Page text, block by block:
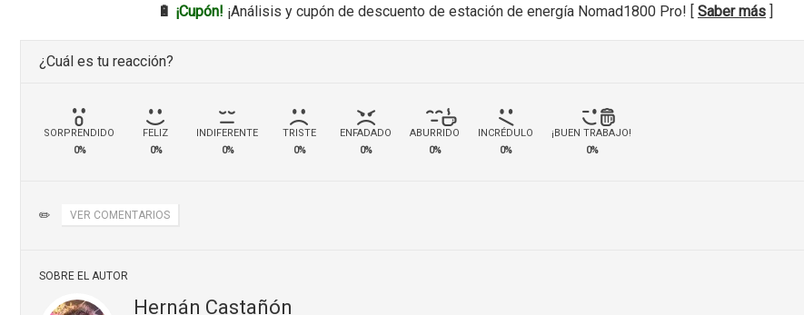
🔋 ¡Cupón! ¡Análisis y cupón de descuento de estación de energía Nomad1800 Pro! [ Saber más
¿Cuál es tu reacción?
SORPRENDIDO
0%
FELIZ
0%
INDIFERENTE
0%
TRISTE
0%
ENFADADO
0%
ABURRIDO
0%
INCRÉDULO
0%
¡BUEN TRABAJO!
0%
✏️ VER COMENTARIOS
SOBRE EL AUTOR
Hernán Castañón